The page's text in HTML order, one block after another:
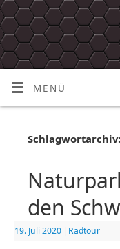
MENÜ
den
19. Juli 2020 | Radtour